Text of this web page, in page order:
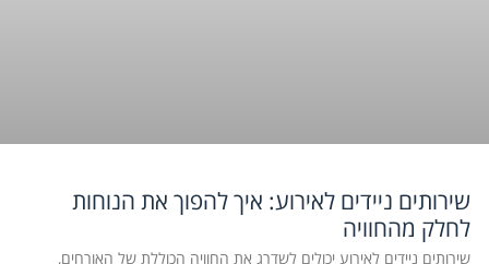
שירותים ניידים לאירוע: איך להפוך את הנוחות
לחלק מהחוויה
שירותים ניידים לאירוע יכולים לשדרג את החוויה הכוללת של האורחים,